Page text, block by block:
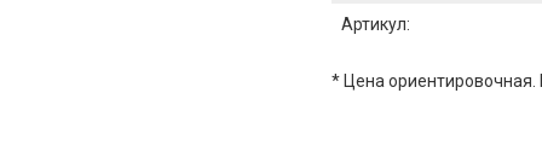
Артикул:
* Цена ориентировочная.